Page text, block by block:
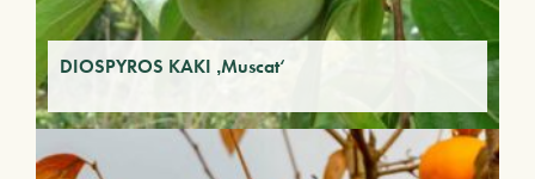
DIOSPYROS KAKI ‚Muscat‘